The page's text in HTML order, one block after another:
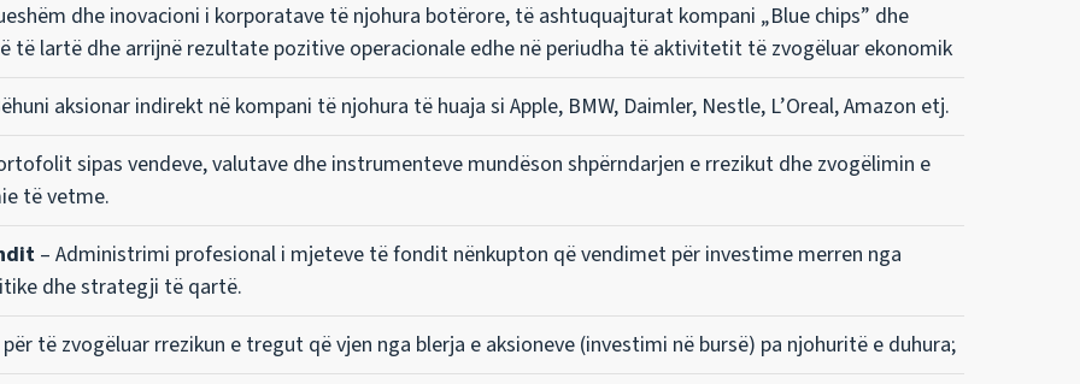
dhe inovacioni i korporatave të njohura botërore, të ashtuquajturat kompani „Blue chips” dhe
të lartë dhe arrijnë rezultate pozitive operacionale edhe në periudha të aktivitetit të zvogëluar ekonomik
aksionar indirekt në kompani të njohura të huaja si Apple, BMW, Daimler, Nestle, L’Oreal, Amazon etj.
sipas vendeve, valutave dhe instrumenteve mundëson shpërndarjen e rrezikut dhe zvogëlimin e
të vetme.
– Administrimi profesional i mjeteve të fondit nënkupton që vendimet për investime merren nga
dhe strategji të qartë.
të zvogëluar rrezikun e tregut që vjen nga blerja e aksioneve (investimi në bursë) pa njohuritë e duhura;